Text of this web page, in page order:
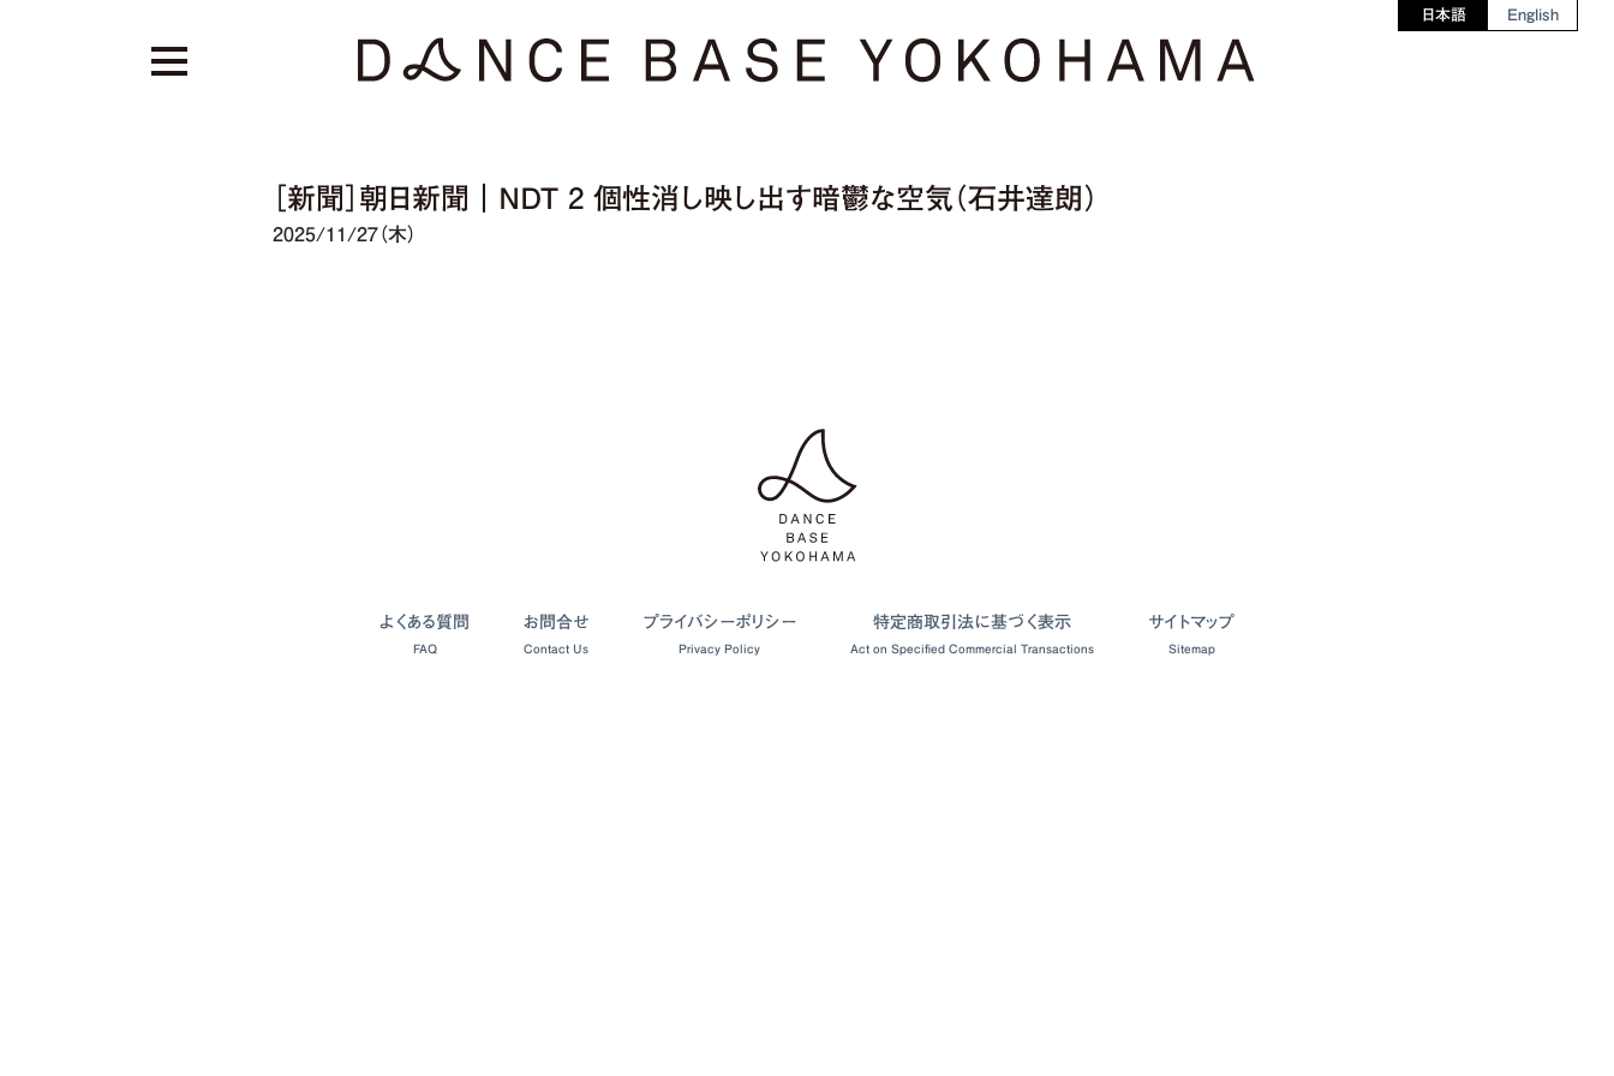
日本語 English
［新聞］朝日新聞｜NDT 2 個性消し映し出す暗鬱な空気（石井達朗）
2025/11/27（木）
よくある質問
FAQ
お問合せ
Contact Us
プライバシーポリシー
Privacy Policy
特定商取引法に基づく表示
Act on Specified Commercial Transactions
サイトマップ
Sitemap